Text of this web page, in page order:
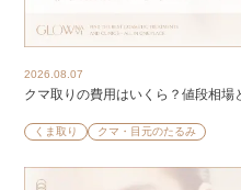
2026.08.07
クマ取りの費用はいくら？値段相場
くま取り クマ・目元のたるみ